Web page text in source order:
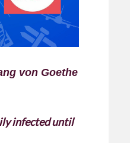
von Goethe
infected until